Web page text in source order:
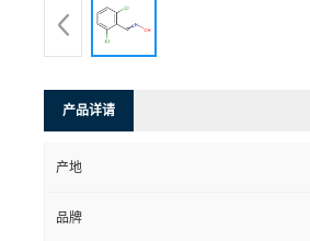
产品详请
产地
品牌